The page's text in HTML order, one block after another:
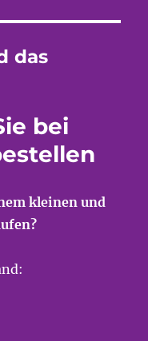
das
bei
kleinen und